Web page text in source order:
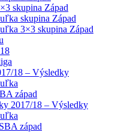
skupina Západ
skupina Západ
3×3 skupina Západ
18 – Výsledky
západ
2017/18 – Výsledky
západ